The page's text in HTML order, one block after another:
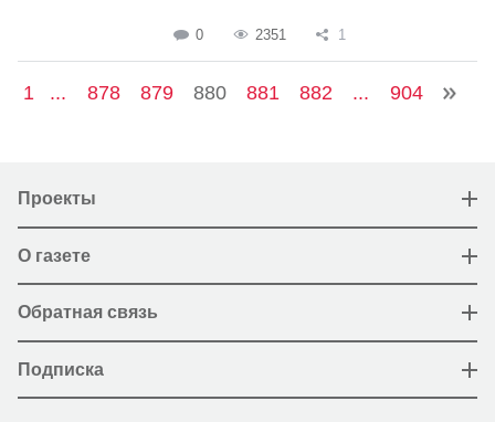
0 2351 1
1 ... 878 879 880 881 882 ... 904
Проекты
О газете
Обратная связь
Подписка